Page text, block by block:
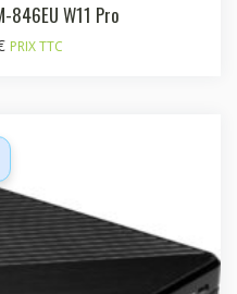
846EU W11 Pro
PRIX TTC